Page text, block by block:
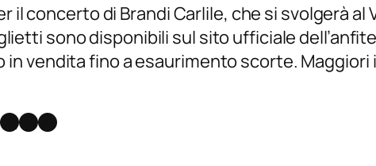
concerto di Brandi Carlile, che si svolgerà al
sono disponibili sul sito ufficiale
vendita fino a esaurimento scorte.
X Threads
Telegram